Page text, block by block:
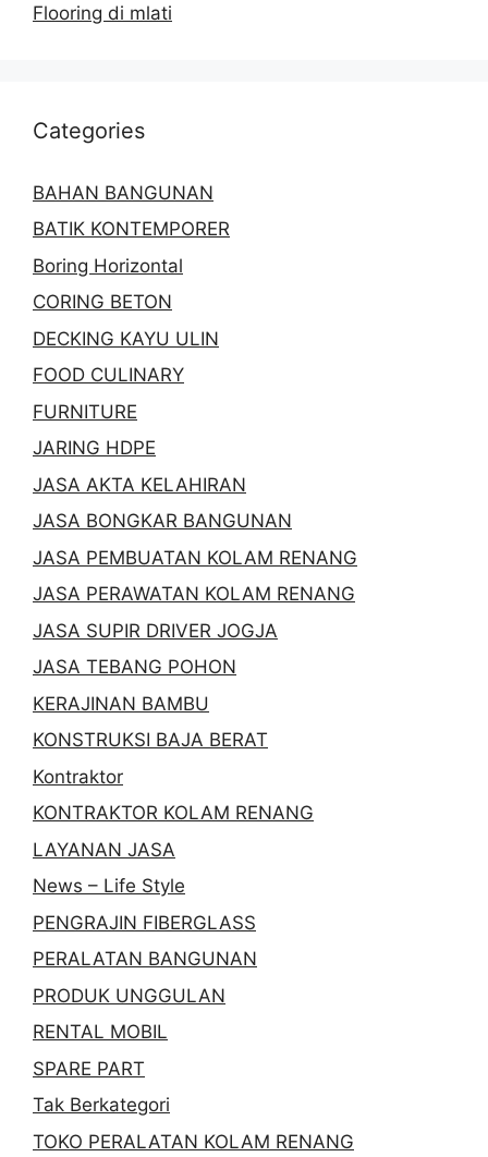
Flooring di mlati
Categories
BAHAN BANGUNAN
BATIK KONTEMPORER
Boring Horizontal
CORING BETON
DECKING KAYU ULIN
FOOD CULINARY
FURNITURE
JARING HDPE
JASA AKTA KELAHIRAN
JASA BONGKAR BANGUNAN
JASA PEMBUATAN KOLAM RENANG
JASA PERAWATAN KOLAM RENANG
JASA SUPIR DRIVER JOGJA
JASA TEBANG POHON
KERAJINAN BAMBU
KONSTRUKSI BAJA BERAT
Kontraktor
KONTRAKTOR KOLAM RENANG
LAYANAN JASA
News – Life Style
PENGRAJIN FIBERGLASS
PERALATAN BANGUNAN
PRODUK UNGGULAN
RENTAL MOBIL
SPARE PART
Tak Berkategori
TOKO PERALATAN KOLAM RENANG